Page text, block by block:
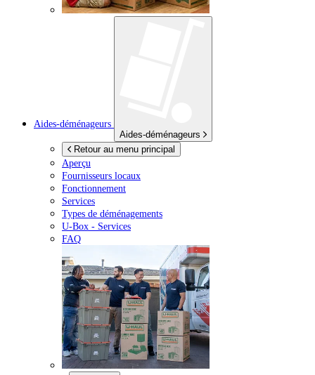
Aides-déménageurs
Aides-déménageurs
Retour au menu principal
Aperçu
Fournisseurs locaux
Fonctionnement
Services
Types de déménagements
U-Box - Services
FAQ